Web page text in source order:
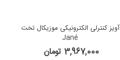
آویز کنترلی الکترونیکی موزیکال تخت
Jané
3,967,000 تومان